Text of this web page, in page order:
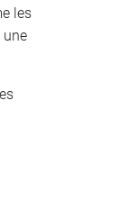
les
une